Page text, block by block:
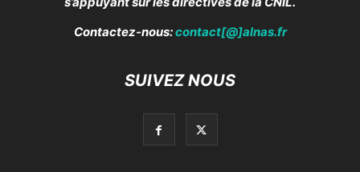
Contactez-nous:contact[@]alnas.fr
SUIVEZ NOUS